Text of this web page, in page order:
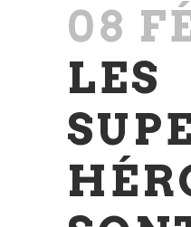
08
LES